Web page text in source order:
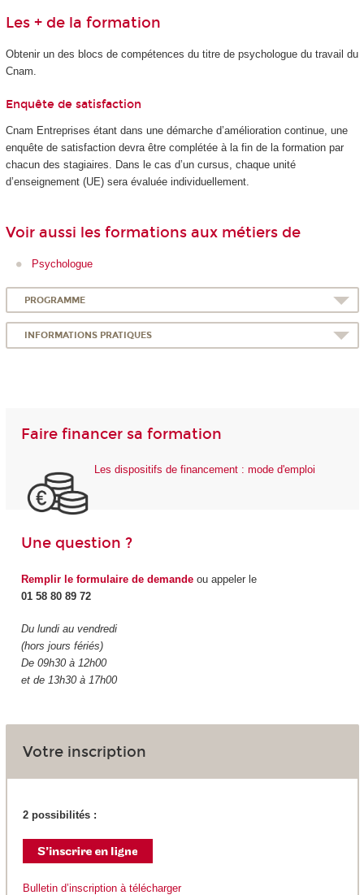
Les + de la formation
Obtenir un des blocs de compétences du titre de psychologue du travail du
Cnam.
Enquête de satisfaction
Cnam Entreprises étant dans une démarche d’amélioration continue, une
enquête de satisfaction devra être complétée à la fin de la formation par
chacun des stagiaires. Dans le cas d’un cursus, chaque unité
d’enseignement (UE) sera évaluée individuellement.
Voir aussi les formations aux métiers de
Psychologue
PROGRAMME
INFORMATIONS PRATIQUES
Faire financer sa formation
Les dispositifs de financement : mode d'emploi
Une question ?
Remplir le formulaire de demandeou appeler le
01 58 80 89 72
Du lundi au vendredi
(hors jours fériés)
De 09h30 à 12h00
et de 13h30 à 17h00
Votre inscription
2 possibilités :
Bulletin d’inscription à télécharger